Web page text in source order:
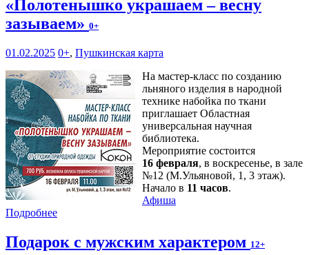
«Полотенышко украшаем – весну
зазываем» 0+
01.02.2025 0+, Пушкинская карта
На мастер-класс по созданию
льняного изделия в народной
технике набойка по ткани
приглашает Областная
универсальная научная
библиотека.
Мероприятие состоится
16 февраля, в воскресенье, в зале
№12 (М.Ульяновой, 1, 3 этаж).
Начало в 11 часов.
Афиша
Подробнее
Подарок с мужским характером 12+